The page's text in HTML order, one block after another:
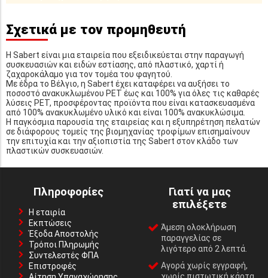
Σχετικά με τον προμηθευτή
Η Sabert είναι μια εταιρεία που εξειδικεύεται στην παραγωγή
συσκευασιών και ειδών εστίασης, από πλαστικό, χαρτί ή
ζαχαροκάλαμο για τον τομέα του φαγητού.
Με έδρα το Βέλγιο, η Sabert έχει καταφέρει να αυξήσει το
ποσοστό ανακυκλωμένου PET έως και 100% για όλες τις καθαρές
λύσεις PET, προσφέροντας προϊόντα που είναι κατασκευασμένα
από 100% ανακυκλωμένο υλικό και είναι 100% ανακυκλώσιμα.
Η παγκόσμια παρουσία της εταιρείας και η εξυπηρέτηση πελατών
σε διάφορους τομείς της βιομηχανίας τροφίμων επισημαίνουν
την επιτυχία και την αξιοπιστία της Sabert στον κλάδο των
πλαστικών συσκευασιών.
Πληροφορίες
Η εταιρία
Εκπτώσεις
Έξοδα Αποστολής
Τρόποι Πληρωμής
Συντελεστές ΦΠΑ
Επιστροφές
Γιατί να μας
επιλέξετε
Άμεση ολοκλήρωση
παραγγελίας σε
λιγότερο από 2 λεπτά.
Αγορά χωρίς εγγραφή,
χωρίς πιστωτική κάρτα.